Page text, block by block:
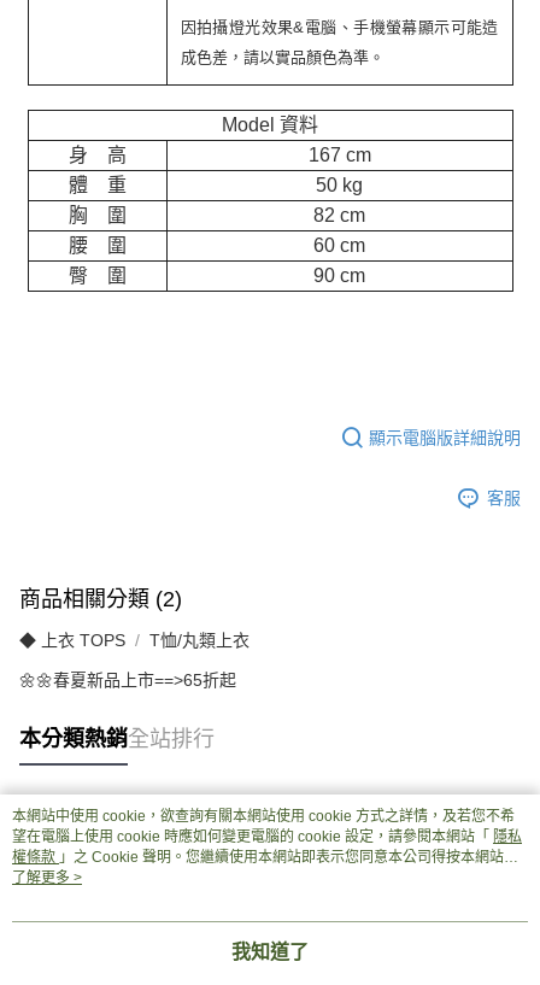
因拍攝燈光效果&電腦、手機螢幕顯示可能造
成色差，請以實品顏色為準。
Model 資料
身 高
167 cm
體 重
50 kg
胸 圍
82 cm
腰 圍
60 cm
臀 圍
90 cm
顯示電腦版詳細說明
客服
商品相關分類 (2)
◆ 上衣 TOPS T恤/丸類上衣
🌼🌼春夏新品上市==>65折起
本分類熱銷全站排行
熱門標籤
本網站中使用 cookie，欲查詢有關本網站使用 cookie 方式之詳情，及若您不希
望在電腦上使用 cookie 時應如何變更電腦的 cookie 設定，請參閱本網站「 隱私
權條款 」之 Cookie 聲明。您繼續使用本網站即表示您同意本公司得按本網站使
用條款之 Cookie 聲明使用 cookie。
了解更多 >
我知道了